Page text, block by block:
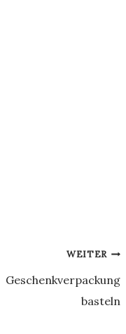
WEITER
Geschenkverpackung
basteln